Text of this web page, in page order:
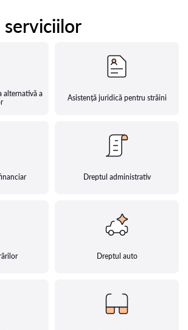
serviciilor
alternativă a
Asistență juridică pentru străini
Dreptul administrativ
Dreptul auto